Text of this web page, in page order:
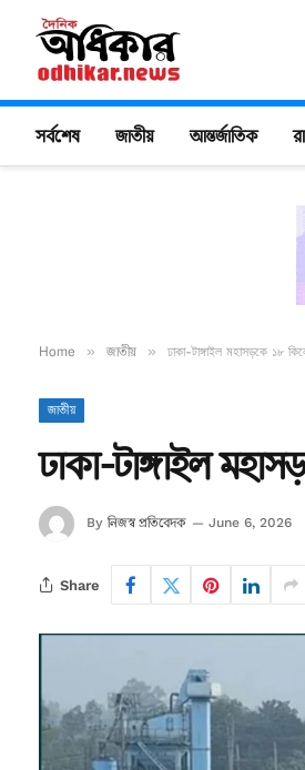
সর্বশেষ জাতীয় আন্তর্জাতিক
Home » জাতীয় » ঢাকা-টাঙ্গাইল মহাসড়কে ১৮
জাতীয়
ঢাকা-টাঙ্গাইল
By নিজস্ব প্রতিবেদক June 6, 2026
Share